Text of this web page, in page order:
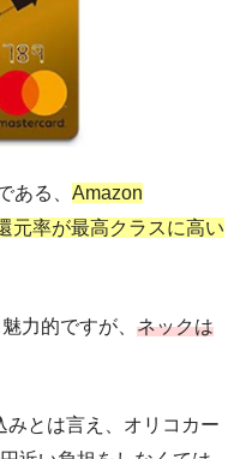
ある、 Amazon
元率が最高クラスに高い
力的ですが、 ネックは
とは言え、オリコカー